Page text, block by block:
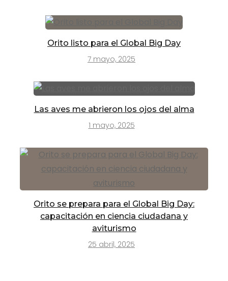
Orito listo para el Global Big Day
7 mayo, 2025
Las aves me abrieron los ojos del alma
1 mayo, 2025
Orito se prepara para el Global Big Day:
capacitación en ciencia ciudadana y
aviturismo
25 abril, 2025